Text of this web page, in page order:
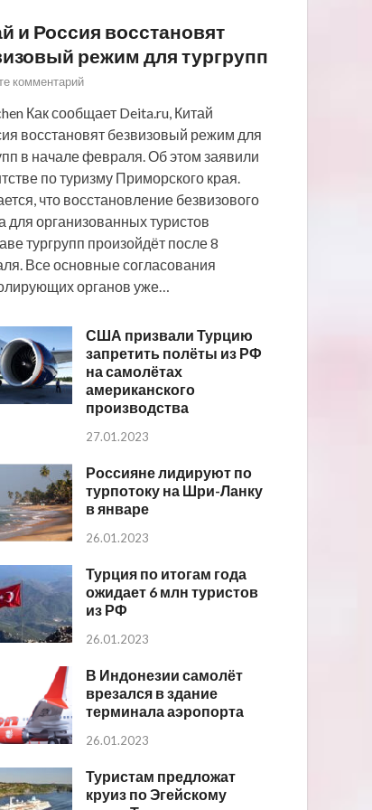
и Россия восстановят
режим для тургрупп
комментарий
Как сообщает Deita.ru, Китай
восстановят безвизовый режим для
в начале февраля. Об этом заявили
по туризму Приморского края.
что восстановление безвизового
для организованных туристов
тургрупп произойдёт после 8
Все основные согласования
органов уже…
США призвали Турцию
запретить полёты из РФ
на самолётах
американского
производства
27.01.2023
Россияне лидируют по
турпотоку на Шри-Ланку
в январе
26.01.2023
Турция по итогам года
ожидает 6 млн туристов
из РФ
26.01.2023
В Индонезии самолёт
врезался в здание
терминала аэропорта
26.01.2023
Туристам предложат
круиз по Эгейскому